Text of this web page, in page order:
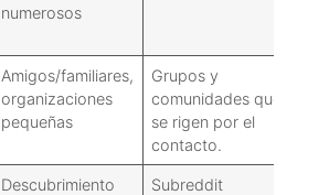
numerosos
Amigos/familiares,
organizaciones
pequeñas
Grupos y
comunidades que
se rigen por el
contacto.
Descubrimiento
Subreddit